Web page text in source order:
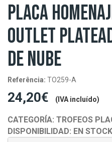
PLACA
OUTLET
DE NUBE
Referência: TO259-A
24,20€ (IVA incluído)
CATEGORÍA: TROFEOS
DISPONIBILIDAD: EN STOCK